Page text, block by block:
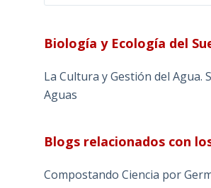
Biología y Ecología del
La Cultura y Gestión del Agua.
Aguas
Blogs relacionados con
Compostando Ciencia por